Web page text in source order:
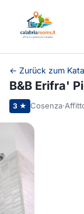
← Zurück zum
B&B Erifra'
3 ★ Cosenza·